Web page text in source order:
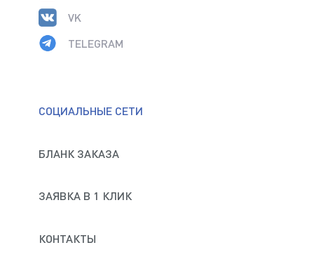
СОЦИАЛЬНЫЕ СЕТИ
БЛАНК ЗАКАЗА
ЗАЯВКА В 1 КЛИК
КОНТАКТЫ
VK
TELEGRAM